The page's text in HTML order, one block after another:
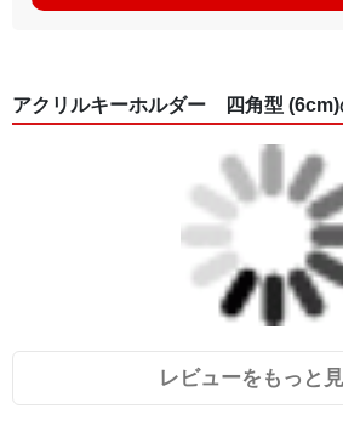
アクリルキーホルダー 四角型 (6cm)
レビューをもっと